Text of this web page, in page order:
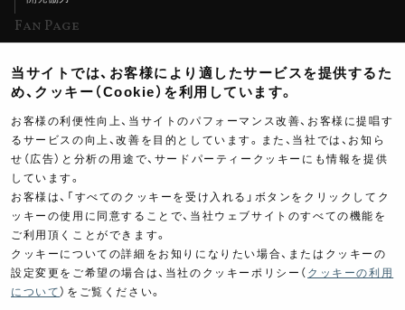
Fan Page
ヨシムラTV
イベント情報
イベントスケジュール
ツーリングブレイクタイム
製品ポスター
当サイトでは、お客様により適したサービスを提供するた
め、クッキー（Cookie）を利用しています。
お客様の利便性向上、当サイトのパフォーマンス改善、お客様に提唱す
るサービスの向上、改善を目的としています。また、当社では、お知ら
せ（広告）と分析の用途で、サードパーティークッキーにも情報を提供
しています。
お客様は、「すべてのクッキーを受け入れる」ボタンをクリックしてク
ッキーの使用に同意することで、当社ウェブサイトのすべての機能を
ご利用頂くことができます。
クッキーについての詳細をお知りになりたい場合、またはクッキーの
設定変更をご希望の場合は、当社のクッキーポリシー（ クッキーの利用
について ）をご覧ください。